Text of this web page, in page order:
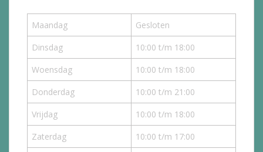
Maandag
Gesloten
Dinsdag
10:00 t/m 18:00
Woensdag
10:00 t/m 18:00
Donderdag
10:00 t/m 21:00
Vrijdag
10:00 t/m 18:00
Zaterdag
10:00 t/m 17:00